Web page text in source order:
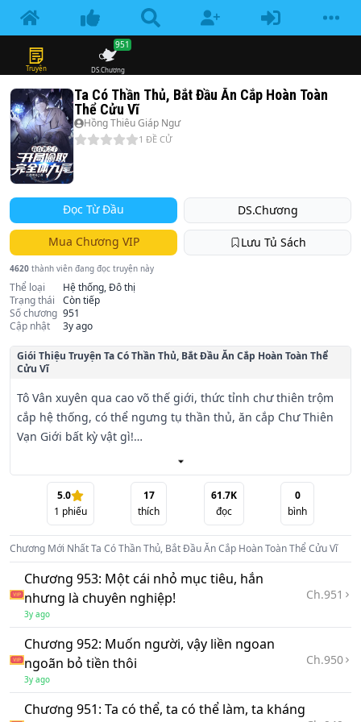
Truyện DS.Chương
951
Ta Có Thần Thủ, Bắt Đầu Ăn Cắp Hoàn Toàn
Thể Cửu Vĩ
Hồng Thiêu Giáp Ngư
1 ĐỀ CỬ
Đọc Từ Đầu DS.Chương
Mua Chương VIP Lưu Tủ Sách
4620 thành viên đang đọc truyện này
Thể loại
Hệ thống, Đô thị
Trạng thái
Còn tiếp
Số chương 951
Cập nhật
3y ago
Giói Thiệu Truyện Ta Có Thần Thủ, Bắt Đầu Ăn Cắp Hoàn Toàn Thể
Cửu Vĩ
Tô Vân xuyên qua cao võ thế giới, thức tỉnh chư thiên trộm
cắp hệ thống, có thể ngưng tụ thần thủ, ăn cắp Chư Thiên
Vạn Giới bất kỳ vật gì!
【 thần thủ mở trộm! 】
【 đinh, thành công ăn cắp hoàn toàn thể Cửu Vĩ! 】
【 Naruto: Kurama, ngươi hôm nay tại sao không nói
chuyện, oa kháo. . . Ta hồ đâu! 】
【 đinh, thành công ăn cắp Đế Viêm! 】
【 Tiêu Hỏa Hỏa: Xong con bê, ta cái này Viêm Đế muốn
nghỉ việc! 】
Tô Vân: Một ngày mới lại bắt đầu, đi tìm cái nào tiểu khả ái
5.0
1 phiếu
17
thích
61.7K
đọc
0
bình
Chương Mới NhấtTa Có Thần Thủ, Bắt Đầu Ăn Cắp Hoàn Toàn Thể Cửu Vĩ
Chương 953: Một cái nhỏ mục tiêu, hắn
nhưng là chuyên nghiệp!
3y ago
Ch.951
Chương 952: Muốn người, vậy liền ngoan
ngoãn bỏ tiền thôi
3y ago
Ch.950
Chương 951: Ta có thể, ta có thể làm, ta kháng